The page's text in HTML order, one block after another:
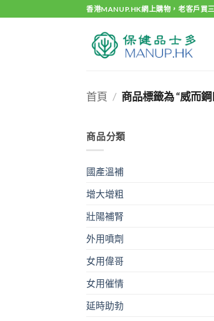
to
香港MANUP.HK網上購物，老客戶買
首頁 / 商品標籤為 “威而
商品分類
國產溫補
增大增粗
壯陽補腎
外用噴劑
女用偉哥
女用催情
延時助勃